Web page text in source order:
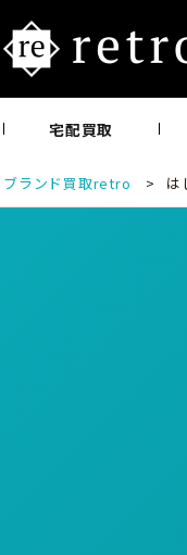
宅配買取
ブランド買取retro > は